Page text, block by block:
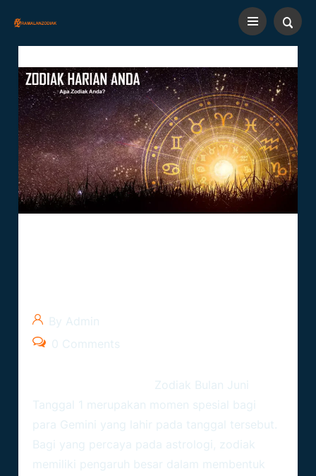
By Admin
0 Comments
Zodiak Bulan Juni
Tanggal 1
merupakan momen spesial bagi
para Gemini yang lahir pada tanggal tersebut.
Bagi yang percaya pada astrologi, zodiak
memiliki pengaruh besar dalam membentuk